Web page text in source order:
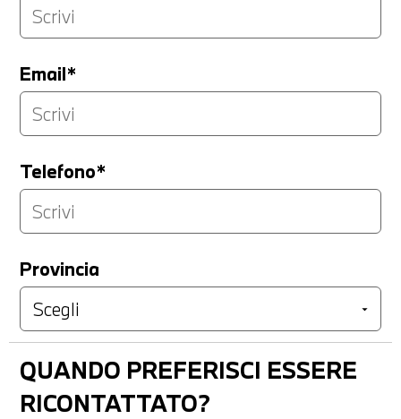
Email*
Telefono*
Provincia
QUANDO PREFERISCI ESSERE
RICONTATTATO?